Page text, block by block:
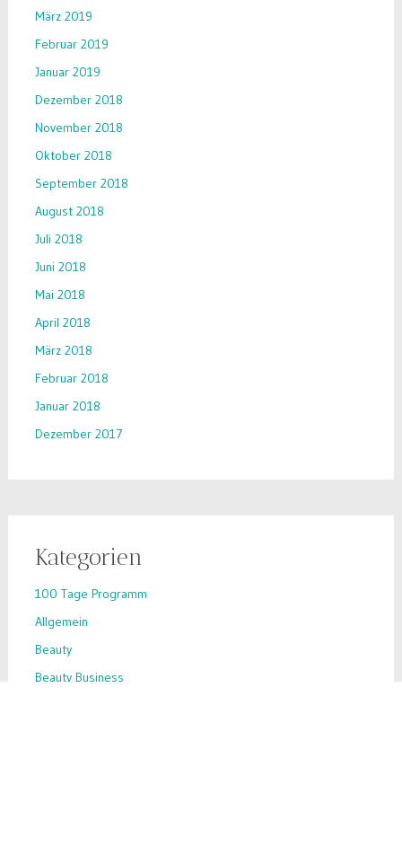
März 2019
Februar 2019
Januar 2019
Dezember 2018
November 2018
Oktober 2018
September 2018
August 2018
Juli 2018
Juni 2018
Mai 2018
April 2018
März 2018
Februar 2018
Januar 2018
Dezember 2017
Kategorien
100 Tage Programm
Allgemein
Beauty
Beauty Business